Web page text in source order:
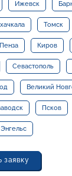
Ижевск
Томск
Пенза Киров
Севастополь
Великий
Псков
Энгельс
заявку